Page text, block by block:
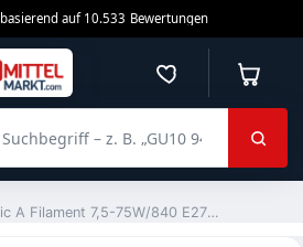
basierend auf 10.533 Bewertungen
Merkzettel
Osram LED Parathom Classic A Filament 7,5-75W/840 E27 1055lm matt kaltweiß nicht dimmbar